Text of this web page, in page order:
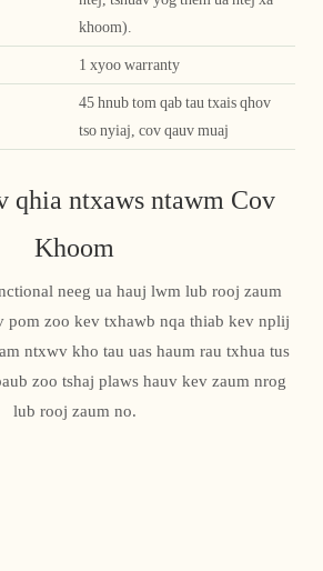
khoom).
1 xyoo warranty
45 hnub tom qab tau txais qhov
tso nyiaj, cov qauv muaj
qhia ntxaws ntawm Cov
Khoom
neeg ua hauj lwm lub rooj zaum
pom zoo kev txhawb nqa thiab kev nplij
ntxwv kho tau uas haum rau txhua tus
zoo tshaj plaws hauv kev zaum nrog
lub rooj zaum no.